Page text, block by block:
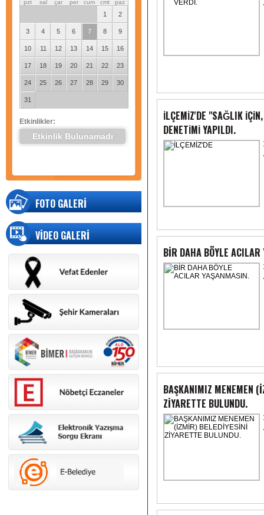
pzt sal çar per cum cmt paz
1 2
3 4 5 6 7 8 9
10 11 12 13 14 15 16
17 18 19 20 21 22 23
24 25 26 27 28 29 30
31
Etkinlikler:
Etkinlik Bulunamadı
FOTO GALERİ
VİDEO GALERİ
İLÇEMİZ'DE "SAĞLIK
DENETİMİ YAPILDI.
BİR DAHA BÖYLE ACILAR
BAŞKANIMIZ MENEMEN
ZİYARETTE BULUNDU.